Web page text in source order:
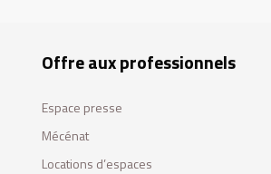
Offre aux professionnels
Espace presse
Mécénat
Locations d’espaces